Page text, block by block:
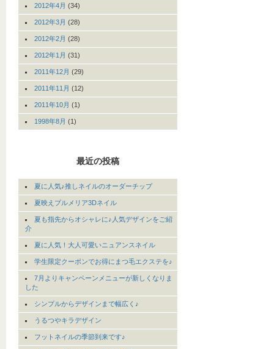
2012年4月 (34)
2012年3月 (28)
2012年2月 (28)
2012年1月 (31)
2011年12月 (29)
2011年11月 (12)
2011年10月 (1)
1998年8月 (1)
最近の投稿
夏に人気♪推しネイルのオーダーチップ
夏映えプルメリア3Dネイル
夏も指先からオシャレに♪人気デザインをご紹
介
夏に人気！大人可愛いニュアンスネイル
学生限定クーポンでお得にまつ毛エクステを♪
7月よりキャンペーンメニューが新しくなりま
した
シンプルからデザインまで幅広く♪
うるつやキラデザイン
フットネイルの季節到来です♪